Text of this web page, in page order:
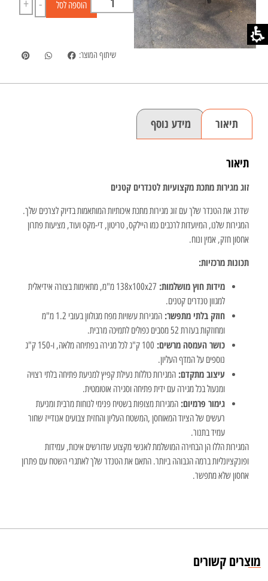
-
+ הוספה לסל
שיתוף המוצר:
תיאור מידע נוסף
תיאור
זוג מגירות מתכת מקצועיות לטנדרים קטנים
שדרג את הטנדר שלך עם זוג מגירות מתכת איכותיות המותאמות בדיוק לצרכים שלך.
המגירות שלנו, המיועדות לרכבים כמו היילקס, טריטון, די-מקס ועוד, מציעות פתרון
אחסון חזק, אמין ונוח.
תכונות מרכזיות:
מידות חוץ מושלמות:
138x100x27 מ"מ, מתאימות בצורה אידיאלית
למגוון טנדרים קטנים.
חוזק בלתי מתפשר:
המגירות עשויות מפח מגולוון בעובי 1.2 מ"מ
ומחוזקות בעזרת 52 מסבים כפולים לתמיכה מרבית.
כושר העמסה מרשים:
100 ק"ג לכל מגירה בפתיחה מלאה, ו-150 ק"ג
נוספים על המדף העליון.
עיצוב מתקדם: המגירות כוללות נעילת קפיץ למניעת פתיחה בלתי רצויה
ומנעול בכל מגירה עם ידית פתיחה וסגירה אוטומטית.
גימור פרמיום: המגירות מצופות בשטיח פנימי לנוחות מרבית ומניעת
רעשים של הציוד המאוחסן ,המשטח העליון והחזית צבועים אנודייז שחור
עמיד בתנור.
המגירות הללו הן הבחירה המושלמת לאנשי מקצוע שדורשים איכות, עמידות
ופונקציונליות ברמה הגבוהה ביותר. התאם את הטנדר שלך לאתגרי השטח עם פתרון
אחסון שלא מתפשר.
מוצרים קשורים